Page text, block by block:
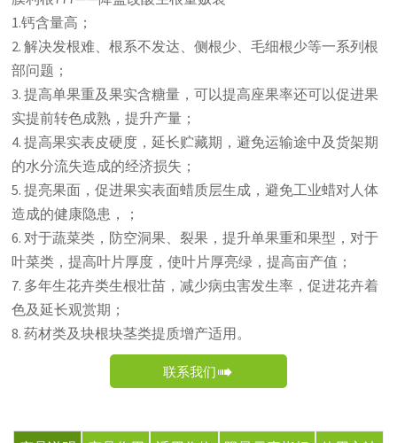
1.钙含量高；
2. 解决发根难、根系不发达、侧根少、毛细根少等一系列根
部问题；
3. 提高单果重及果实含糖量，可以提高座果率还可以促进果
实提前转色成熟，提升产量；
4. 提高果实表皮硬度，延长贮藏期，避免运输途中及货架期
的水分流失造成的经济损失；
5. 提亮果面，促进果实表面蜡质层生成，避免工业蜡对人体
造成的健康隐患，；
6. 对于蔬菜类，防空洞果、裂果，提升单果重和果型，对于
叶菜类，提高叶片厚度，使叶片厚亮绿，提高亩产值；
7. 多年生花卉类生根壮苗，减少病虫害发生率，促进花卉着
色及延长观赏期；
8. 药材类及块根块茎类提质增产适用。
联系我们